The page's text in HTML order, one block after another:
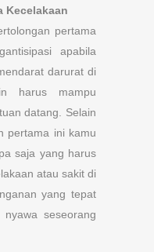
Kecelakaan
pertama
apabila
darurat di
harus mampu
datang. Selain
pertama ini kamu
saja yang harus
atau sakit di
yang tepat
seseorang